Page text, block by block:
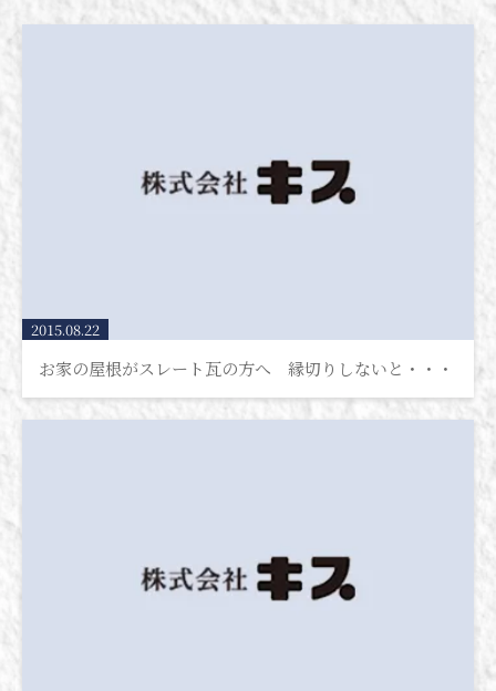
2015.08.22
お家の屋根がスレート瓦の方へ 縁切りしないと・・・